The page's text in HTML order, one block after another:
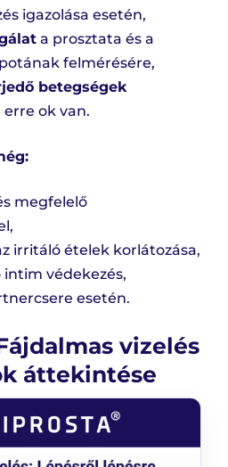
igazolása esetén,
a prosztata és a
felmérésére,
betegségek
erre ok van.
megfelelő
irritáló ételek korlátozása,
védekezés,
esetén.
vizelés
áttekintése